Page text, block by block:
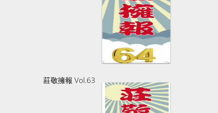
莊敬擁報 Vol.63